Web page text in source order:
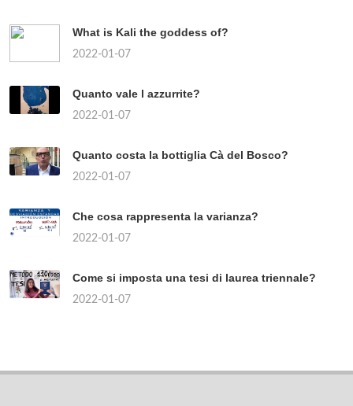
What is Kali the goddess of?
2022-01-07
Quanto vale l azzurrite?
2022-01-07
Quanto costa la bottiglia Cà del Bosco?
2022-01-07
Che cosa rappresenta la varianza?
2022-01-07
Come si imposta una tesi di laurea triennale?
2022-01-07